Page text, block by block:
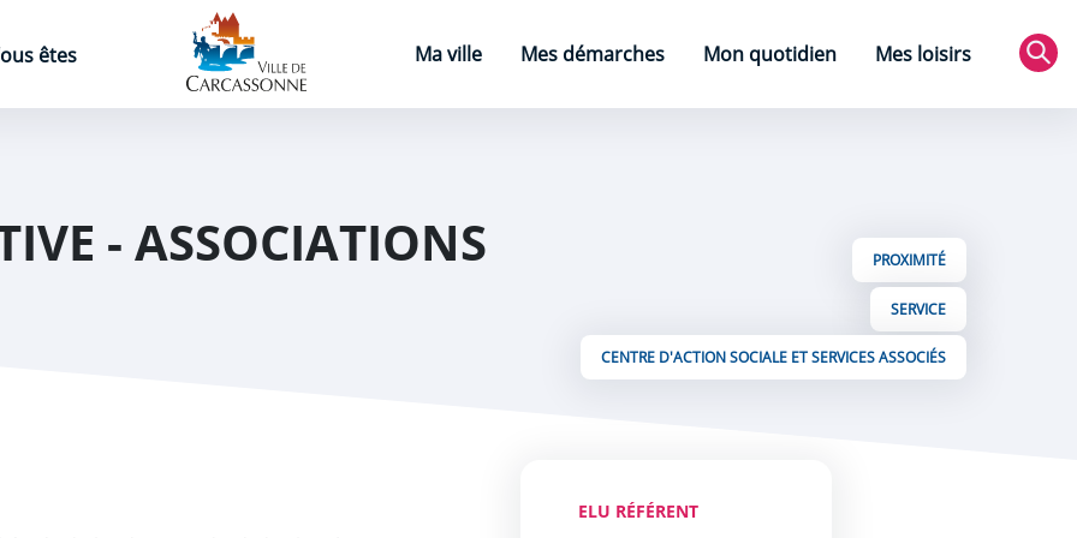
êtes
Page d'accueil
Ma ville
Mes démarches Mon quotidien
Mes loisirs
- ASSOCIATIONS PROXIMITÉ
SERVICE
CENTRE D'ACTION SOCIALE ET SERVICES ASSOCIÉS
ELU RÉFÉRENT